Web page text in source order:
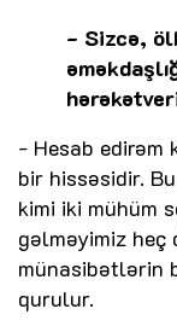
- Sizcə,
- Hesab edirəm
bir hissəsidir.
kimi iki mühüm
gəlməyimiz
münasibətlərin
qurulur.